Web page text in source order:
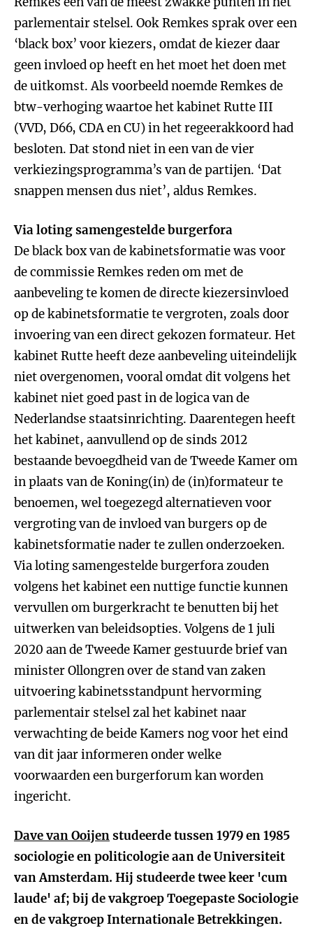
parlementair stelsel. Ook Remkes sprak over een
‘black box’ voor kiezers, omdat de kiezer daar
geen invloed op heeft en het moet het doen met
de uitkomst. Als voorbeeld noemde Remkes de
btw-verhoging waartoe het kabinet Rutte III
(VVD, D66, CDA en CU) in het regeerakkoord had
besloten. Dat stond niet in een van de vier
verkiezingsprogramma’s van de partijen. ‘Dat
snappen mensen dus niet’, aldus Remkes.
Via loting samengestelde burgerfora
De black box van de kabinetsformatie was voor
de commissie Remkes reden om met de
aanbeveling te komen de directe kiezersinvloed
op de kabinetsformatie te vergroten, zoals door
invoering van een direct gekozen formateur. Het
kabinet Rutte heeft deze aanbeveling uiteindelijk
niet overgenomen, vooral omdat dit volgens het
kabinet niet goed past in de logica van de
Nederlandse staatsinrichting. Daarentegen heeft
het kabinet, aanvullend op de sinds 2012
bestaande bevoegdheid van de Tweede Kamer om
in plaats van de Koning(in) de (in)formateur te
benoemen, wel toegezegd alternatieven voor
vergroting van de invloed van burgers op de
kabinetsformatie nader te zullen onderzoeken.
Via loting samengestelde burgerfora zouden
volgens het kabinet een nuttige functie kunnen
vervullen om burgerkracht te benutten bij het
uitwerken van beleidsopties. Volgens de 1 juli
2020 aan de Tweede Kamer gestuurde brief van
minister Ollongren over de stand van zaken
uitvoering kabinetsstandpunt hervorming
parlementair stelsel zal het kabinet naar
verwachting de beide Kamers nog voor het eind
van dit jaar informeren onder welke
voorwaarden een burgerforum kan worden
ingericht.
Dave van Ooijenstudeerde tussen 1979 en 1985
sociologie en politicologie aan de Universiteit
van Amsterdam. Hij studeerde twee keer 'cum
laude' af; bij de vakgroep Toegepaste Sociologie
en de vakgroep Internationale Betrekkingen.